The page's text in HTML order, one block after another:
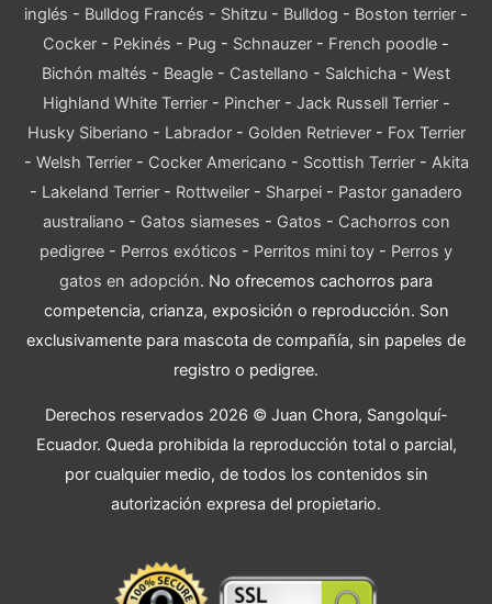
inglés - Bulldog Francés - Shitzu - Bulldog - Boston terrier -
Cocker - Pekinés - Pug - Schnauzer - French poodle -
Bichón maltés - Beagle - Castellano - Salchicha - West
Highland White Terrier- Pincher- Jack Russell Terrier-
Husky Siberiano - Labrador- Golden Retriever- Fox Terrier
- Welsh Terrier- Cocker Americano - Scottish Terrier- Akita
- Lakeland Terrier - Rottweiler - Sharpei - Pastor ganadero
australiano - Gatos siameses - Gatos - Cachorros con
pedigree - Perros exóticos - Perritos mini toy - Perros y
gatos en adopción. No ofrecemos cachorros para
competencia, crianza, exposición o reproducción. Son
exclusivamente para mascota de compañía, sin papeles de
registro o pedigree.
Derechos reservados 2026 © Juan Chora, Sangolquí-
Ecuador. Queda prohibida la reproducción total o parcial,
por cualquier medio, de todos los contenidos sin
autorización expresa del propietario.